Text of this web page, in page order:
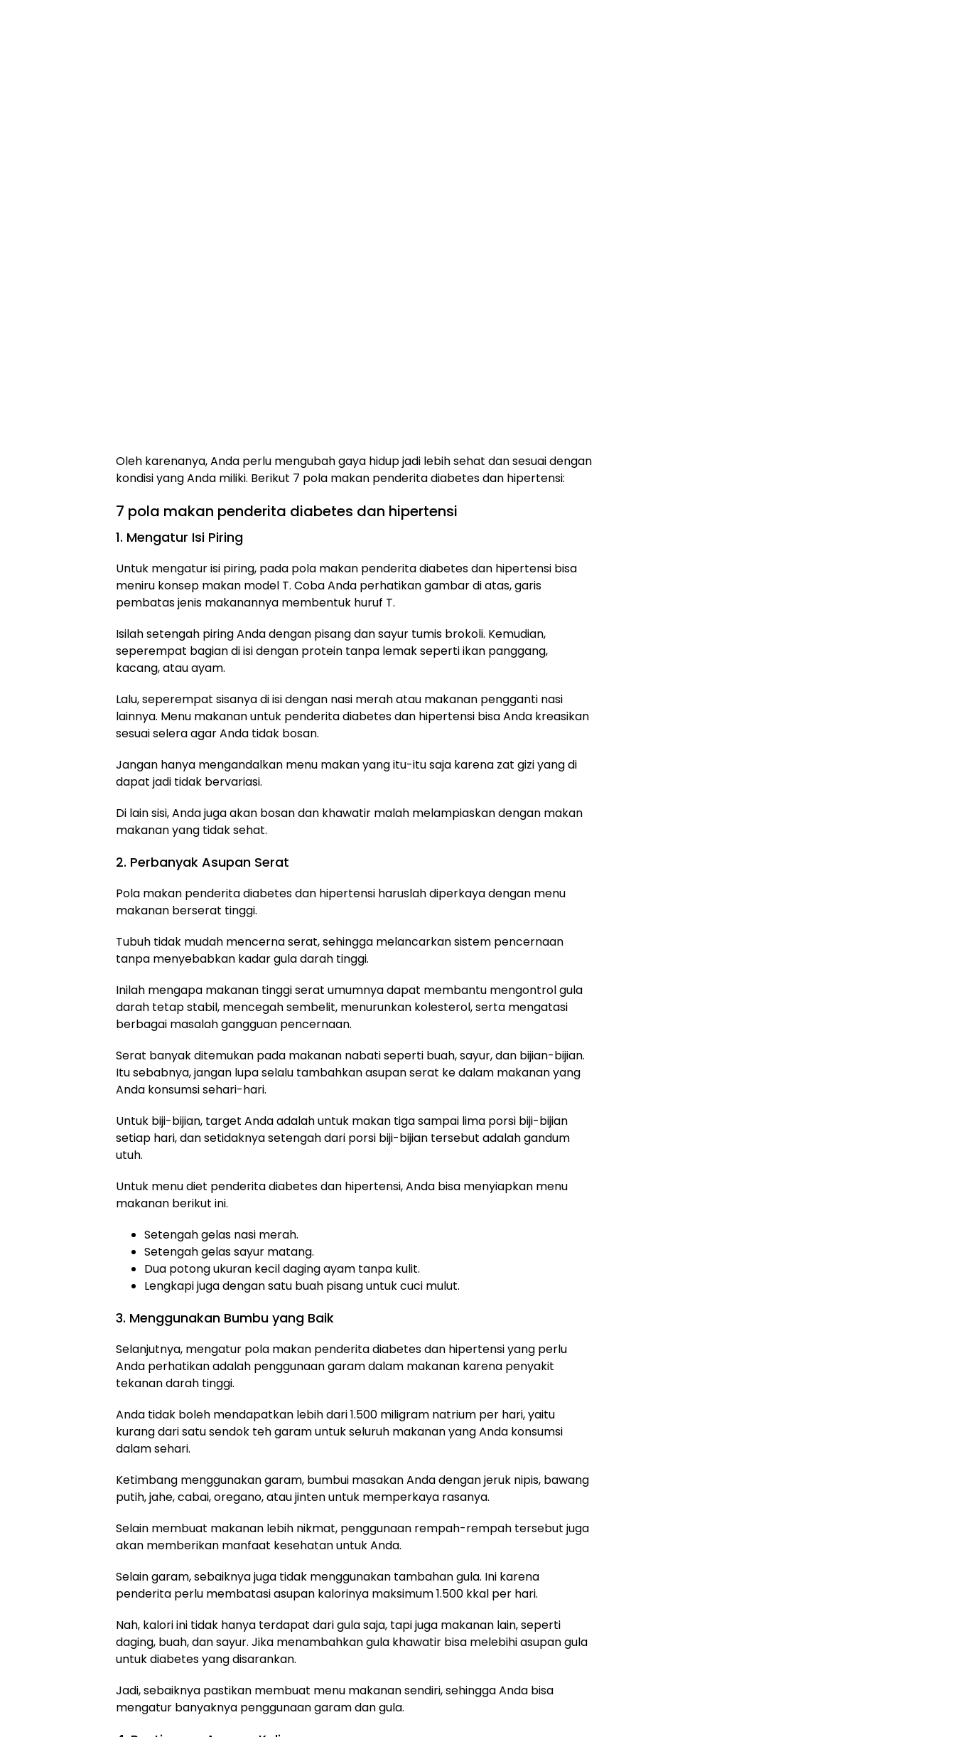
Oleh karenanya, Anda perlu mengubah gaya hidup jadi lebih sehat dan sesuai dengan
kondisi yang Anda miliki. Berikut 7 pola makan penderita diabetes dan hipertensi:
7 pola makan penderita diabetes dan hipertensi
1. Mengatur Isi Piring
Untuk mengatur isi piring, pada pola makan penderita diabetes dan hipertensi bisa
meniru konsep makan model T. Coba Anda perhatikan gambar di atas, garis
pembatas jenis makanannya membentuk huruf T.
Isilah setengah piring Anda dengan pisang dan sayur tumis brokoli. Kemudian,
seperempat bagian di isi dengan protein tanpa lemak seperti ikan panggang,
kacang, atau ayam.
Lalu, seperempat sisanya di isi dengan nasi merah atau makanan pengganti nasi
lainnya. Menu makanan untuk penderita diabetes dan hipertensi bisa Anda kreasikan
sesuai selera agar Anda tidak bosan.
Jangan hanya mengandalkan menu makan yang itu-itu saja karena zat gizi yang di
dapat jadi tidak bervariasi.
Di lain sisi, Anda juga akan bosan dan khawatir malah melampiaskan dengan makan
makanan yang tidak sehat.
2. Perbanyak Asupan Serat
Pola makan penderita diabetes dan hipertensi haruslah diperkaya dengan menu
makanan berserat tinggi.
Tubuh tidak mudah mencerna serat, sehingga melancarkan sistem pencernaan
tanpa menyebabkan kadar gula darah tinggi.
Inilah mengapa makanan tinggi serat umumnya dapat membantu mengontrol gula
darah tetap stabil, mencegah sembelit, menurunkan kolesterol, serta mengatasi
berbagai masalah gangguan pencernaan.
Serat banyak ditemukan pada makanan nabati seperti buah, sayur, dan bijian-bijian.
Itu sebabnya, jangan lupa selalu tambahkan asupan serat ke dalam makanan yang
Anda konsumsi sehari-hari.
Untuk biji-bijian, target Anda adalah untuk makan tiga sampai lima porsi biji-bijian
setiap hari, dan setidaknya setengah dari porsi biji-bijian tersebut adalah gandum
utuh.
Untuk menu diet penderita diabetes dan hipertensi, Anda bisa menyiapkan menu
makanan berikut ini.
Setengah gelas nasi merah.
Setengah gelas sayur matang.
Dua potong ukuran kecil daging ayam tanpa kulit.
Lengkapi juga dengan satu buah pisang untuk cuci mulut.
3. Menggunakan Bumbu yang Baik
Selanjutnya, mengatur pola makan penderita diabetes dan hipertensi yang perlu
Anda perhatikan adalah penggunaan garam dalam makanan karena penyakit
tekanan darah tinggi.
Anda tidak boleh mendapatkan lebih dari 1.500 miligram natrium per hari, yaitu
kurang dari satu sendok teh garam untuk seluruh makanan yang Anda konsumsi
dalam sehari.
Ketimbang menggunakan garam, bumbui masakan Anda dengan jeruk nipis, bawang
putih, jahe, cabai, oregano, atau jinten untuk memperkaya rasanya.
Selain membuat makanan lebih nikmat, penggunaan rempah-rempah tersebut juga
akan memberikan manfaat kesehatan untuk Anda.
Selain garam, sebaiknya juga tidak menggunakan tambahan gula. Ini karena
penderita perlu membatasi asupan kalorinya maksimum 1.500 kkal per hari.
Nah, kalori ini tidak hanya terdapat dari gula saja, tapi juga makanan lain, seperti
daging, buah, dan sayur. Jika menambahkan gula khawatir bisa melebihi asupan gula
untuk diabetes yang disarankan.
Jadi, sebaiknya pastikan membuat menu makanan sendiri, sehingga Anda bisa
mengatur banyaknya penggunaan garam dan gula.